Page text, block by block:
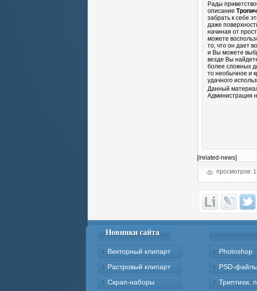
Рады
описание
забрать к себе
даже
начиная от
можете
то, что он дает
и Вы можете
везде Вы
более сложных
то необычное и
удачного
Данный
Администрация
[/related-news]
просмотров:
Новинки сайта
Векторный клипарт
Растровый клипарт
Скрап-наборы
Photoshop
PSD-
Триптихи,